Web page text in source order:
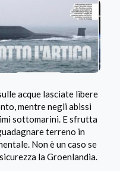
acque lasciate libere
mentre negli abissi
sottomarini. E sfrutta
terreno in
Non è un caso se
la Groenlandia.